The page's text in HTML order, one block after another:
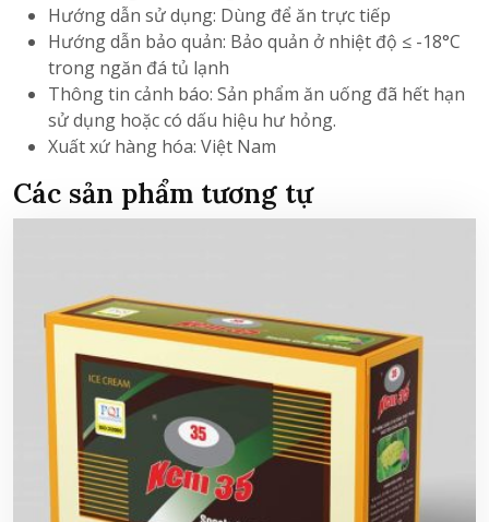
Hướng dẫn sử dụng: Dùng để ăn trực tiếp
Hướng dẫn bảo quản: Bảo quản ở nhiệt độ ≤ -18°C
trong ngăn đá tủ lạnh
Thông tin cảnh báo: Sản phẩm ăn uống đã hết hạn
sử dụng hoặc có dấu hiệu hư hỏng.
Xuất xứ hàng hóa: Việt Nam
Các sản phẩm tương tự